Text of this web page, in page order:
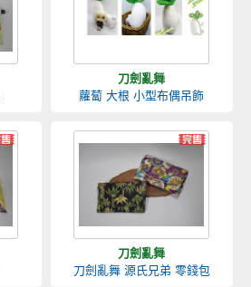
刀劍亂舞
蘿蔔 大根 小型布偶吊飾
刀劍亂舞
刀劍亂舞 源氏兄弟 零錢包